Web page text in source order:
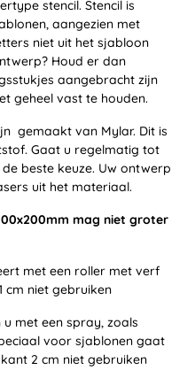
stencil. Stencil is
aangezien met
niet uit het sjabloon
Houd er dan
aangebracht zijn
geheel vast te houden.
gemaakt van Mylar. Dit is
Gaat u regelmatig tot
beste keuze. Uw ontwerp
uit het materiaal.
mag niet groter
met een roller met verf
cm niet gebruiken
u met een spray, zoals
voor sjablonen gaat
2 cm niet gebruiken